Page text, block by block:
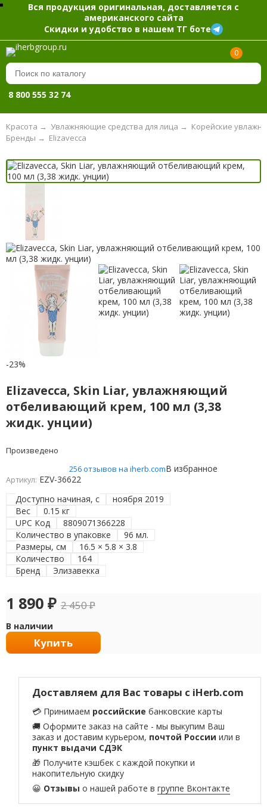
Вся продукция оригинальная, доставляется с
американского сайта
Скидки и удобство в нашем ТГ боте
0
8 800 555 32 74
Красота → Увлажняющие средства для лица → Корейские
Elizavecca
Бренды →
-23%
Elizavecca, Skin Liar, увлажняющий
отбеливающий крем, 100 мл (3,38
жидк. унции)
Произведено
256 отзывов на iherb.comВ избранное
Артикул: EZV-36622
Доступно начиная, с
ноября 2019
Вес
0.15 кг
UPC Код
8809071366228
Количество в упаковке
96 мл.
Размеры, см
16.5 × 5.8 × 3.8
Количество
164
Бренд
Элизавекка
1 890 ₽ 2 450₽
В наличии
Купить
Доставляем для Вас товары с iHerb.com
💳 Принимаем российские банковские карты
🚚 Оформите заказ на сайте - мы выкупим Ваш
заказ и доставим курьером, почтой России или в
пункт выдачи СДЭК
🎁 Получите кэшбек с каждой покупки и
накопительную скидку
😀 Отзывы о нашей работе вгруппе Вконтакте